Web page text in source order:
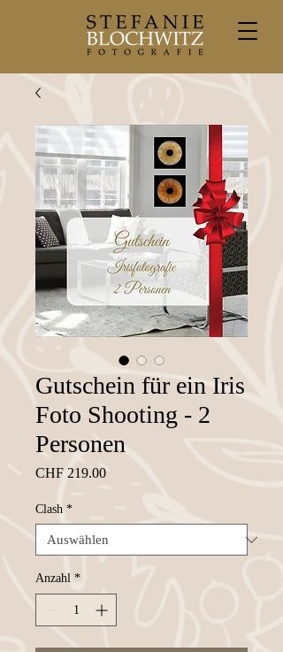
Gutschein für ein Iris
Foto Shooting - 2
Personen
CHF 219.00Preis
Clash *
Anzahl *